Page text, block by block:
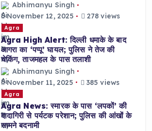
Abhimanyu Singh
November 12, 2025
278 views
Agra
Agra High Alert: दिल्ली धमाके के बाद
आगरा का ‘पप्पू’ घायल; पुलिस ने तेज की
चेकिंग, ताजमहल के पास तलाशी
Abhimanyu Singh
November 11, 2025
385 views
Agra
Agra News: स्मारक के पास ‘लपकों’ की
दादागिरी से पर्यटक परेशान; पुलिस की आंखों के
सामने बदनामी